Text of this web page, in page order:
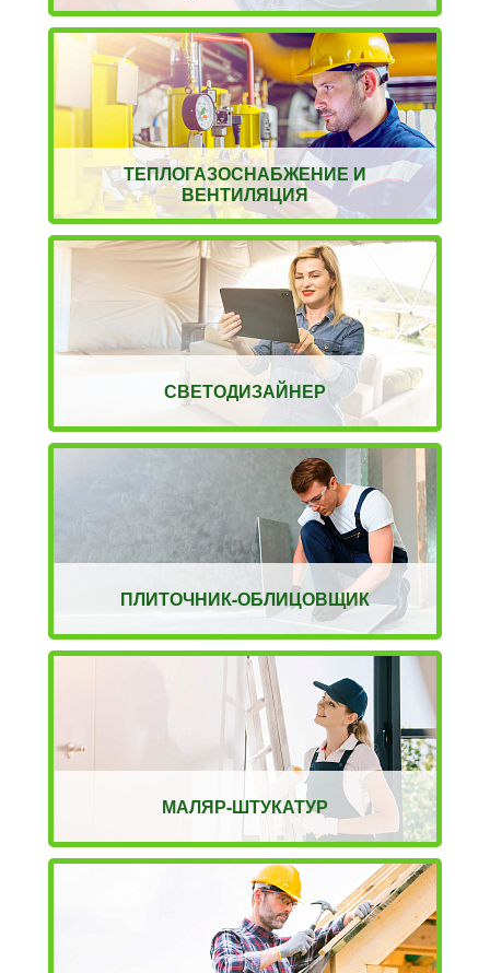
ТЕПЛОГАЗОСНАБЖЕНИЕ И
ВЕНТИЛЯЦИЯ
СВЕТОДИЗАЙНЕР
ПЛИТОЧНИК-ОБЛИЦОВЩИК
МАЛЯР-ШТУКАТУР